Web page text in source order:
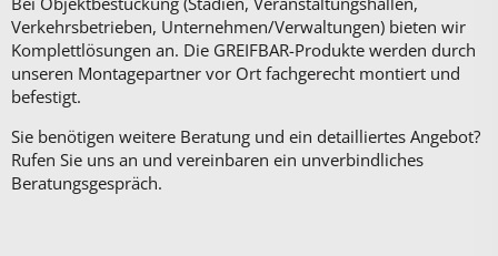
Verkehrsbetrieben, Unternehmen/Verwaltungen) bieten wir
Komplettlösungen an. Die GREIFBAR-Produkte werden durch
unseren Montagepartner vor Ort fachgerecht montiert und
befestigt.
Sie benötigen weitere Beratung und ein detailliertes Angebot?
Rufen Sie uns an und vereinbaren ein unverbindliches
Beratungsgespräch.